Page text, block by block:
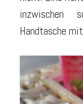
inzwischen
Handtasche